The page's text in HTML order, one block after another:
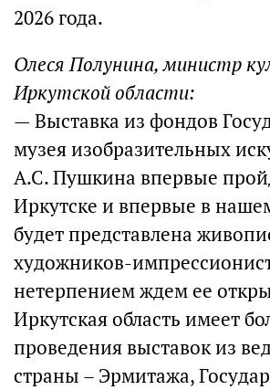
2026 года.
Олеся Полунина, министр
Иркутской области:
— Выставка из фондов
музея изобразительных
А.С. Пушкина впервые
Иркутске и впервые в
будет представлена
художников-
нетерпением ждем ее
Иркутская область имеет
проведения выставок из
страны – Эрмитажа,